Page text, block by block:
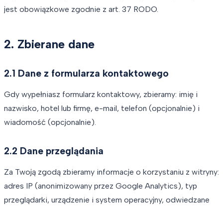
jest obowiązkowe zgodnie z art. 37 RODO.
2. Zbierane dane
2.1 Dane z formularza kontaktowego
Gdy wypełniasz formularz kontaktowy, zbieramy: imię i
nazwisko, hotel lub firmę, e-mail, telefon (opcjonalnie) i
wiadomość (opcjonalnie).
2.2 Dane przeglądania
Za Twoją zgodą zbieramy informacje o korzystaniu z witryny:
adres IP (anonimizowany przez Google Analytics), typ
przeglądarki, urządzenie i system operacyjny, odwiedzane